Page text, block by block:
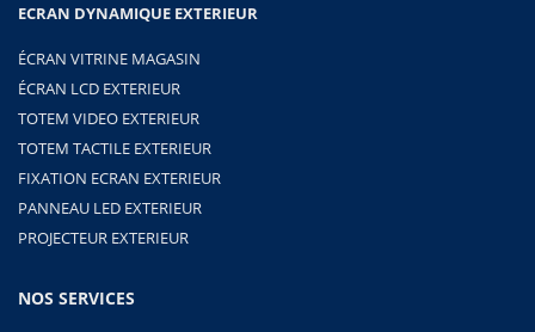
ECRAN DYNAMIQUE EXTERIEUR
ÉCRAN VITRINE MAGASIN
ÉCRAN LCD EXTERIEUR
TOTEM VIDEO EXTERIEUR
TOTEM TACTILE EXTERIEUR
FIXATION ECRAN EXTERIEUR
PANNEAU LED EXTERIEUR
PROJECTEUR EXTERIEUR
NOS SERVICES